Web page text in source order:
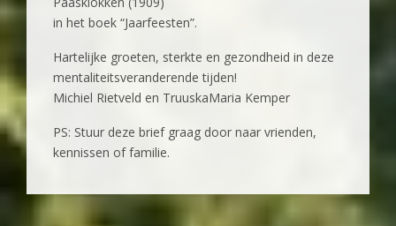
in het boek “Jaarfeesten”.
Hartelijke groeten, sterkte en gezondheid in deze
mentaliteitsveranderende tijden!
Michiel Rietveld en TruuskaMaria Kemper
PS: Stuur deze brief graag door naar vrienden,
kennissen of familie.